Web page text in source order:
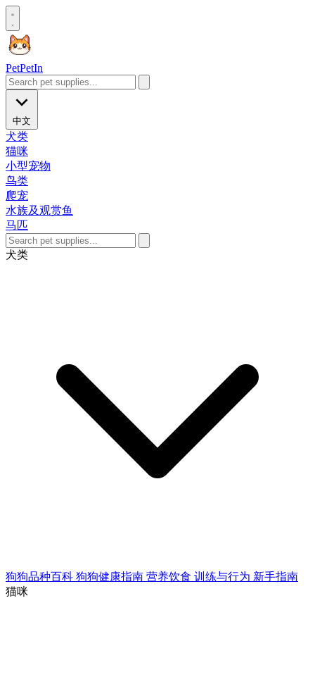
PetPetIn
中文
犬类
猫咪
小型宠物
鸟类
爬宠
水族及观赏鱼
马匹
犬类
狗狗品种百科 狗狗健康指南 营养饮食 训练与行为 新手指南
猫咪